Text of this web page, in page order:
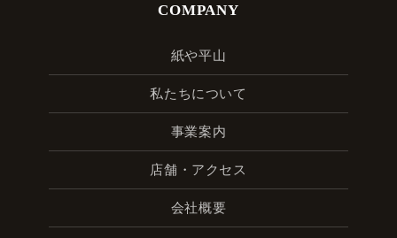
COMPANY
紙や平山
私たちについて
事業案内
店舗・アクセス
会社概要